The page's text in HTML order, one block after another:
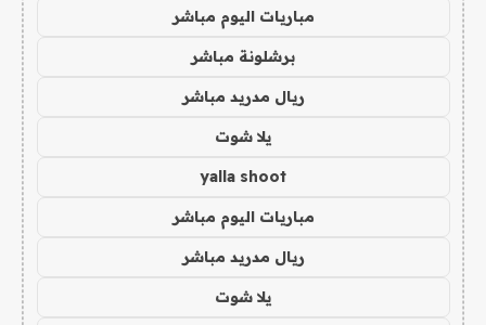
مباريات اليوم مباشر
برشلونة مباشر
ريال مدريد مباشر
يلا شوت
yalla shoot
مباريات اليوم مباشر
ريال مدريد مباشر
يلا شوت